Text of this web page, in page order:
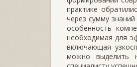
практике
через сумму
особенность
необходимая для
включающая
можно выделить